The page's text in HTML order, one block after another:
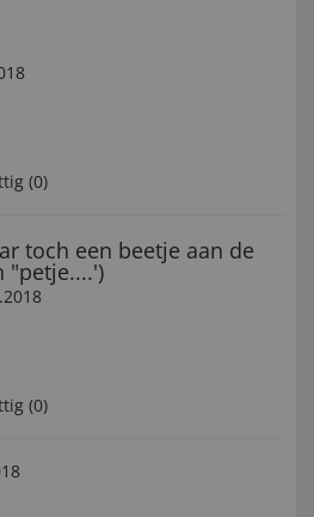
(0)
toch een beetje aan de
"petje....')
(0)